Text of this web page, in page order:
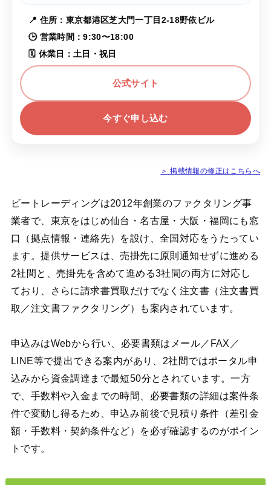
📍 住所：東京都港区芝大門一丁目2-18野依ビル
🕒 営業時間：9:30〜18:00
🗓 休業日：土日・祝日
公式サイト
今すぐ申し込む
＞ 掲載情報の修正はこちらへ
ビートレーディングは2012年創業のファクタリング事
業者で、東京をはじめ仙台・名古屋・大阪・福岡にも窓
口（拠点情報・連絡先）を設け、全国対応をうたってい
ます。提供サービスは、売掛先に原則通知せずに進める
2社間と、売掛先を含めて進める3社間の両方に対応し
ており、さらに請求書買取だけでなく注文書（注文書買
取／注文書ファクタリング）も案内されています。
申込みはWebから行い、必要書類はメール／FAX／
LINE等で提出できる案内があり、2社間ではポータル申
込みから資金調達まで最短50分とされています。一方
で、手数料や入金までの時間、必要書類の詳細は案件条
件で変動し得るため、申込み前後で見積り条件（差引金
額・手数料・契約条件など）を必ず確認するのがポイン
トです。